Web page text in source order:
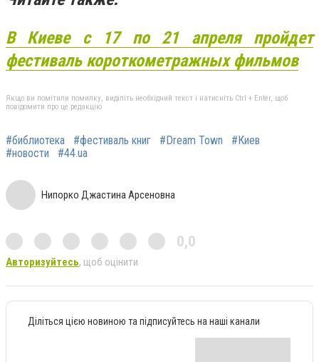
В Киеве с 17 по 21 апреля пройдет
фестиваль короткометражных фильмов
Якщо ви помітили помилку, виділіть необхідний текст і натисніть Ctrl + Enter, щоб
повідомити про це редакцію
#библиотека #фестиваль книг #Dream Town
#Киев
#новости
#44.ua
Нипорко Джастина Арсеновна
0,0
Авторизуйтесь, щоб оцінити
Діліться цією новиною та підписуйтесь на наші канали